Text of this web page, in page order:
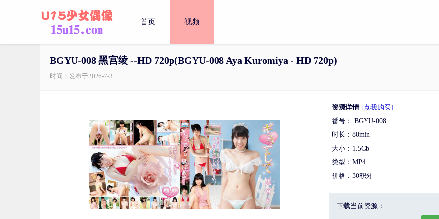
首页 视频
BGYU-008 黑宫绫 --HD 720p( BGYU-008 Aya Kuromiya - HD 720p)
时间：发布于2026-7-3
资源详情 [点我购买]
番号： BGYU-008
时长：80min
大小：1.5Gb
类型：MP4
价格：30积分
下载当前资源：